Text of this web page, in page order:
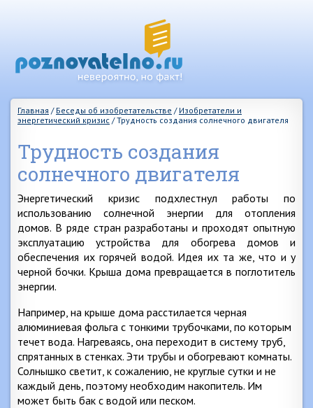
Главная / Беседы об изобретательстве / Изобретатели и
энергетический кризис /Трудность создания солнечного двигателя
Трудность создания
солнечного двигателя
Энергетический кризис подхлестнул работы по
использованию солнечной энергии для отопления
домов. В ряде стран разработаны и проходят опытную
эксплуатацию устройства для обогрева домов и
обеспечения их горячей водой. Идея их та же, что и у
черной бочки. Крыша дома превращается в поглотитель
энергии.
Например, на крыше дома расстилается черная
алюминиевая фольга с тонкими трубочками, по которым
течет вода. Нагреваясь, она переходит в систему труб,
спрятанных в стенках. Эти трубы и обогревают комнаты.
Солнышко светит, к сожалению, не круглые сутки и не
каждый день, поэтому необходим накопитель. Им
может быть бак с водой или песком.